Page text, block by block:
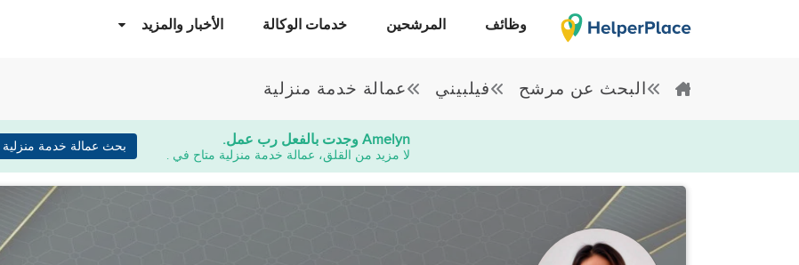
وظائف المرشحين خدمات الوكالة الأخبار والمزيد
البحث عن مرشح فيلبيني عمالة خدمة منزلية
Amelyn وجدت بالفعل رب عمل.
لا مزيد من القلق، عمالة خدمة منزلية متاح في .
بحث عمالة خدمة منزلية